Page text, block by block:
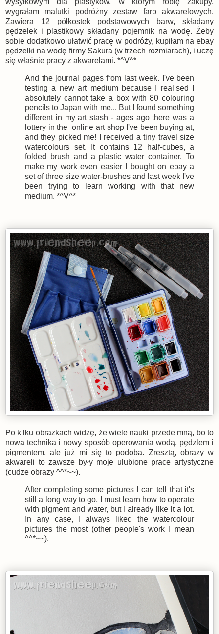
wysyłkowym dla plastyków, w którym robię zakupy,
wygrałam malutki podróżny zestaw farb akwarelowych.
Zawiera 12 półkostek podstawowych barw, składany
pędzelek i plastikowy składany pojemnik na wodę. Żeby
sobie dodatkowo ułatwić pracę w podróży, kupiłam na ebay
pędzelki na wodę firmy Sakura (w trzech rozmiarach), i uczę
się właśnie pracy z akwarelami. *^V^*
And the journal pages from last week. I've been
testing a new art medium because I realised I
absolutely cannot take a box with 80 colouring
pencils to Japan with me... But I found something
different in my art stash - ages ago there was a
lottery in the online art shop I've been buying at,
and they picked me! I received a tiny travel size
watercolours set. It contains 12 half-cubes, a
folded brush and a plastic water container. To
make my work even easier I bought on ebay a
set of three size water-brushes and last week I've
been trying to learn working with that new
medium. *^V^*
Po kilku obrazkach widzę, że wiele nauki przede mną, bo to
nowa technika i nowy sposób operowania wodą, pędzlem i
pigmentem, ale już mi się to podoba. Zresztą, obrazy w
akwareli to zawsze były moje ulubione prace artystyczne
(cudze obrazy ^^*~~).
After completing some pictures I can tell that it's
still a long way to go, I must learn how to operate
with pigment and water, but I already like it a lot.
In any case, I always liked the watercolour
pictures the most (other people's work I mean
^^*~~).